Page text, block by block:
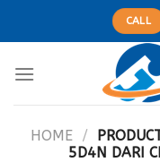
CALL
HOME /
5D4N DARI